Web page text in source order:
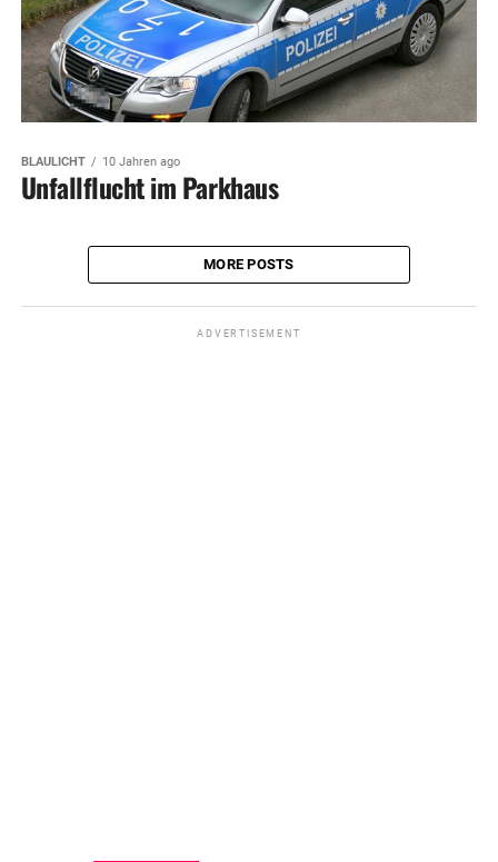
BLAULICHT 10 Jahren ago
Unfallflucht im Parkhaus
MORE POSTS
ADVERTISEMENT